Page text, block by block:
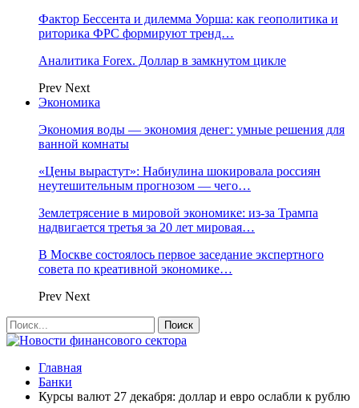
Фактор Бессента и дилемма Уорша: как геополитика и
риторика ФРС формируют тренд…
Аналитика Forex. Доллар в замкнутом цикле
Prev Next
Экономика
Экономия воды — экономия денег: умные решения для
ванной комнаты
«Цены вырастут»: Набиулина шокировала россиян
неутешительным прогнозом — чего…
Землетрясение в мировой экономике: из-за Трампа
надвигается третья за 20 лет мировая…
В Москве состоялось первое заседание экспертного
совета по креативной экономике…
Prev Next
Главная
Банки
Курсы валют 27 декабря: доллар и евро ослабли к рублю